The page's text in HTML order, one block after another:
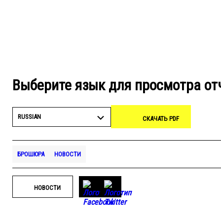
Выберите язык для просмотра
RUSSIAN СКАЧАТЬ PDF
БРОШЮРА НОВОСТИ
НОВОСТИ